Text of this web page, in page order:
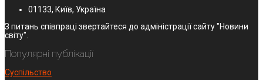
01133, Київ, Україна
З питань співпраці звертайтеся до адміністрації сайту "Новини
світу".
Популярні публікації
Суспільство